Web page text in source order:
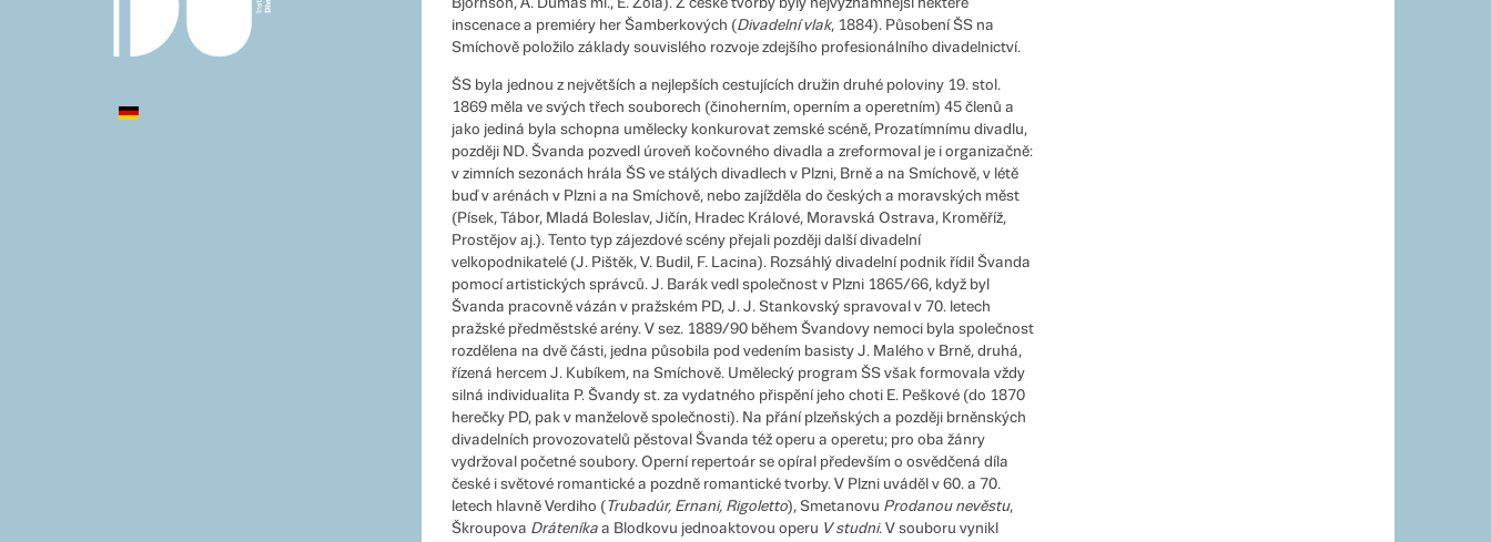
Björnson, A. Dumas ml., E. Zola). Z české tvorby byly nejvýznamnější některé
inscenace a premiéry her Šamberkových (Divadelní vlak, 1884). Působení ŠS na
Smíchově položilo základy souvislého rozvoje zdejšího profesionálního divadelnictví.
ŠS byla jednou z největších a nejlepších cestujících družin druhé poloviny 19. stol.
1869 měla ve svých třech souborech (činoherním, operním a operetním) 45 členů a
jako jediná byla schopna umělecky konkurovat zemské scéně, Prozatímnímu divadlu,
později ND. Švanda pozvedl úroveň kočovného divadla a zreformoval je i organizačně:
v zimních sezonách hrála ŠS ve stálých divadlech v Plzni, Brně a na Smíchově, v létě
buď v arénách v Plzni a na Smíchově, nebo zajížděla do českých a moravských měst
(Písek, Tábor, Mladá Boleslav, Jičín, Hradec Králové, Moravská Ostrava, Kroměříž,
Prostějov aj.). Tento typ zájezdové scény přejali později další divadelní
velkopodnikatelé (J. Pištěk, V. Budil, F. Lacina). Rozsáhlý divadelní podnik řídil Švanda
pomocí artistických správců. J. Barák vedl společnost v Plzni 1865/66, když byl
Švanda pracovně vázán v pražském PD, J. J. Stankovský spravoval v 70. letech
pražské předměstské arény. V sez. 1889/90 během Švandovy nemoci byla společnost
rozdělena na dvě části, jedna působila pod vedením basisty J. Malého v Brně, druhá,
řízená hercem J. Kubíkem, na Smíchově. Umělecký program ŠS však formovala vždy
silná individualita P. Švandy st. za vydatného přispění jeho choti E. Peškové (do 1870
herečky PD, pak v manželově společnosti). Na přání plzeňských a později brněnských
divadelních provozovatelů pěstoval Švanda též operu a operetu; pro oba žánry
vydržoval početné soubory. Operní repertoár se opíral především o osvědčená díla
české i světové romantické a pozdně romantické tvorby. V Plzni uváděl v 60. a 70.
letech hlavně Verdiho ( Trubadúr, Ernani, Rigoletto), Smetanovu Prodanou nevěstu,
Škroupova Dráteníka a Blodkovu jednoaktovou operu V studni. V souboru vynikl